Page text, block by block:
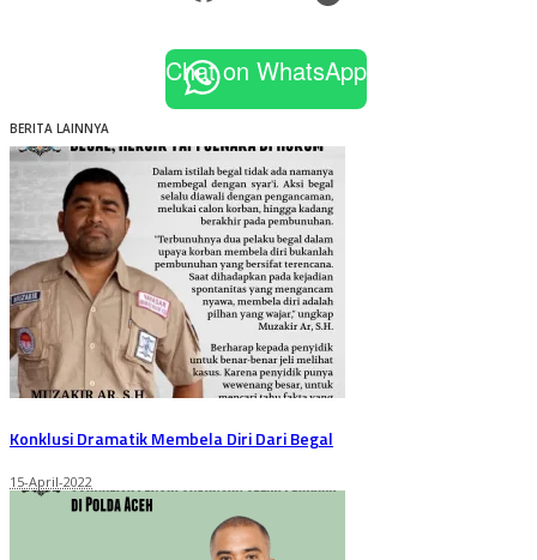
Chat on WhatsApp
BERITA LAINNYA
Konklusi Dramatik Membela Diri Dari Begal
15-April-2022